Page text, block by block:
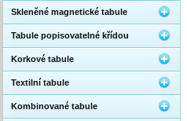
Skleněné magnetické tabule
Tabule popisovatelné křídou
Korkové tabule
Textilní tabule
Kombinované tabule